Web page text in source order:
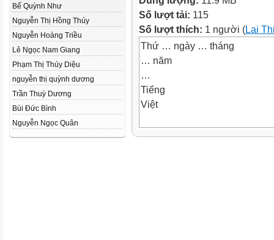
Bế Quỳnh Như
Nguyễn Thị Hồng Thúy
Nguyễn Hoàng Triều
Lê Ngọc Nam Giang
Phạm Thị Thúy Diệu
nguyễn thị quỳnh dương
Trần Thuỳ Dương
Bùi Đức Bình
Nguyễn Ngọc Quân
Số lượt tải: 115
Số lượt thích: 1 người (Lai
Thứ … ngày … tháng
… năm
…
Tiếng
Việt